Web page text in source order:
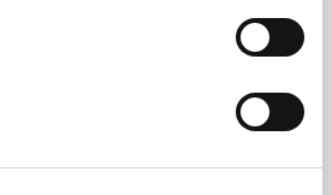
DeubaXXL